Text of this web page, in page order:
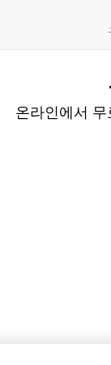
온라인에서